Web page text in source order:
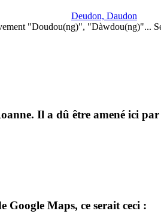
Deudon, Daudon
"Doudou(ng)", "Dàwdou(ng)"...
Il a dû être amené ici
Maps, ce serait ceci :